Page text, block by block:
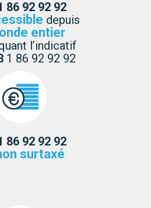
86 92 92 92
depuis
entier
l’indicatif
1 86 92 92 92
86 92 92 92
surtaxé